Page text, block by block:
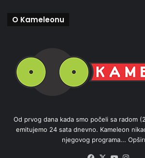
O Kameleonu
Od prvog dana kada smo počeli sa radom
emitujemo 24 sata dnevno. Kameleon
njegovog programa...